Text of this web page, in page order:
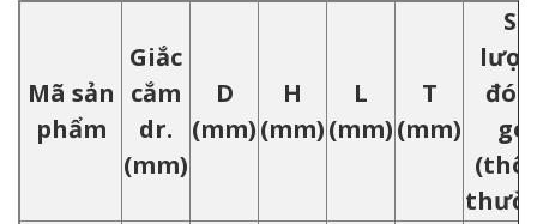
Mã sản
phẩm
Giắc
cắm
dr.
(mm)
D
(mm)
H
(mm)
L
(mm)
T
(mm)
Số
gói